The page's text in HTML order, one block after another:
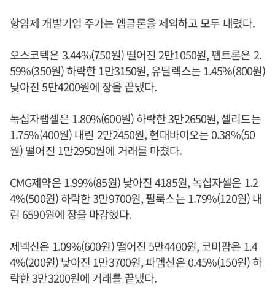
항암제 개발기업 주가는 앱클론을 제외하고 모두 내렸다.
오스코텍은 3.44%(750원) 떨어진 2만1050원, 펩트론은 2.
59%(350원) 하락한 1만3150원, 유틸렉스는 1.45%(800원)
낮아진 5만4200원에 장을 끝냈다.
녹십자랩셀은 1.80%(600원) 하락한 3만2650원, 셀리드는
1.75%(400원) 내린 2만2450원, 현대바이오는 0.38%(50
원) 떨어진 1만2950원에 거래를 마쳤다.
CMG제약은 1.99%(85원) 낮아진 4185원, 녹십자셀은 1.2
4%(500원) 하락한 3만9700원, 필룩스는 1.79%(120원) 내
린 6590원에 장을 마감했다.
제넥신은 1.09%(600원) 떨어진 5만4400원, 코미팜은 1.4
4%(200원) 낮아진 1만3700원, 파멥신은 0.45%(150원) 하
락한 3만3200원에 거래를 끝냈다.